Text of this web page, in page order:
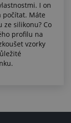
I on
počítat. Máte
silikonu? Co
profilu na
vzorky